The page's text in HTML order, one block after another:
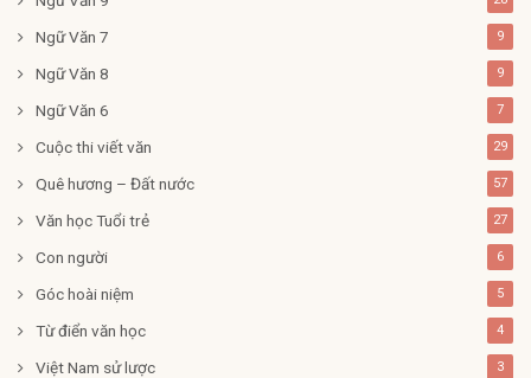
Ngữ Văn 7 9
Ngữ Văn 8 9
Ngữ Văn 6 7
Cuộc thi viết văn 29
Quê hương – Đất nước 57
Văn học Tuổi trẻ 27
Con người 6
Góc hoài niệm 5
Từ điển văn học 4
Việt Nam sử lược 3